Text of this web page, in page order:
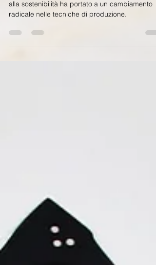
Nel mondo della moda, la crescente attenzione
radicale nelle tecniche di produzione.